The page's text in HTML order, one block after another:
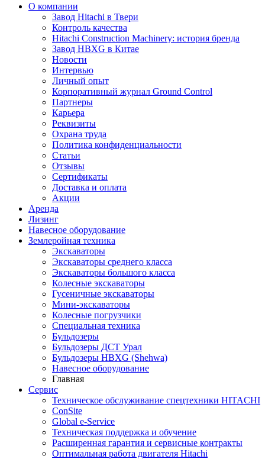
О компании
Завод Hitachi в Твери
Контроль качества
Hitachi Construction Machinery: история бренда
Завод HBXG в Китае
Новости
Интервью
Личный опыт
Корпоративный журнал Ground Control
Партнеры
Карьера
Реквизиты
Охрана труда
Политика конфиденциальности
Статьи
Отзывы
Сертификаты
Доставка и оплата
Акции
Аренда
Лизинг
Навесное оборудование
Землеройная техника
Экскаваторы
Экскаваторы среднего класса
Экскаваторы большого класса
Колесные экскаваторы
Гусеничные экскаваторы
Мини-экскаваторы
Колесные погрузчики
Специальная техника
Бульдозеры
Бульдозеры ДСТ Урал
Бульдозеры HBXG (Shehwa)
Навесное оборудование
Главная
Сервис
Техническое обслуживание спецтехники HITACHI
ConSite
Global e-Service
Техническая поддержка и обучение
Расширенная гарантия и сервисные контракты
Оптимальная работа двигателя Hitachi